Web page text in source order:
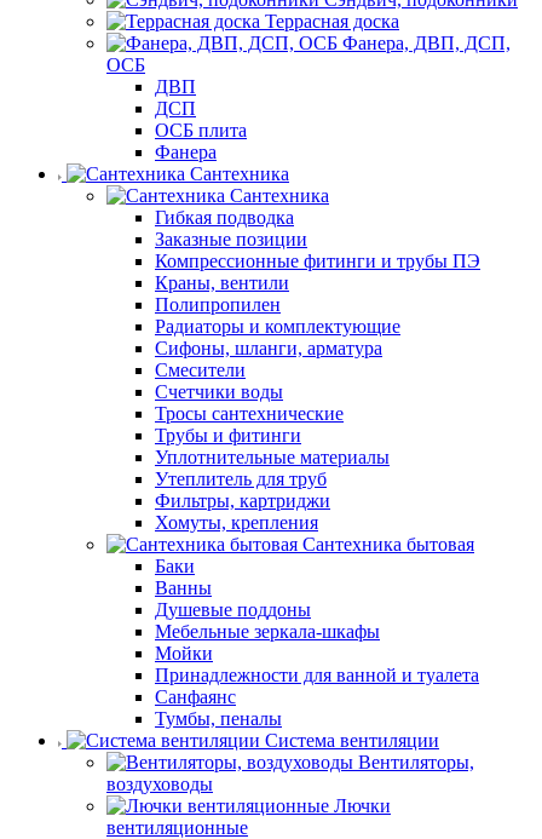
Террасная доска
Фанера, ДВП, ДСП,
ОСБ
ДВП
ДСП
ОСБ плита
Фанера
Сантехника
Сантехника
Гибкая подводка
Заказные позиции
Компрессионные фитинги и трубы ПЭ
Краны, вентили
Полипропилен
Радиаторы и комплектующие
Сифоны, шланги, арматура
Смесители
Счетчики воды
Тросы сантехнические
Трубы и фитинги
Уплотнительные материалы
Утеплитель для труб
Фильтры, картриджи
Хомуты, крепления
Сантехника бытовая
Баки
Ванны
Душевые поддоны
Мебельные зеркала-шкафы
Мойки
Принадлежности для ванной и туалета
Санфаянс
Тумбы, пеналы
Система вентиляции
Вентиляторы,
воздуховоды
Лючки
вентиляционные